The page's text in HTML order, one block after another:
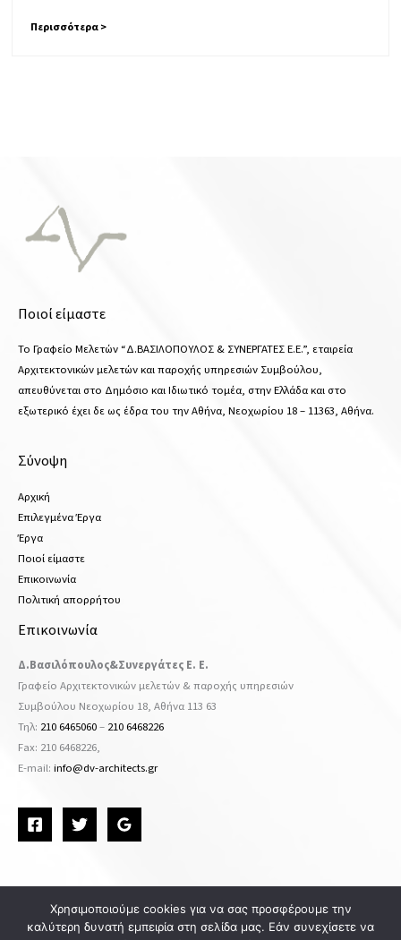
Περισσότερα >
Ποιοί είμαστε
Το Γραφείο Μελετών “Δ.ΒΑΣΙΛΟΠΟΥΛΟΣ & ΣΥΝΕΡΓΑΤΕΣ Ε.Ε.”, εταιρεία
Αρχιτεκτονικών μελετών και παροχής υπηρεσιών Συμβούλου,
απευθύνεται στο Δημόσιο και Ιδιωτικό τομέα, στην Ελλάδα και στο
εξωτερικό έχει δε ως έδρα του την Αθήνα, Νεοχωρίου 18 – 11363, Αθήνα.
Σύνοψη
Αρχική
Επιλεγμένα Έργα
Έργα
Ποιοί είμαστε
Επικοινωνία
Πολιτική απορρήτου
Επικοινωνία
Δ.Βασιλόπουλος&Συνεργάτες Ε. Ε.
Γραφείο Αρχιτεκτονικών μελετών & παροχής υπηρεσιών
Συμβούλου Νεοχωρίου 18, Αθήνα 113 63
Τηλ: 210 6465060– 210 6468226
Fax: 210 6468226,
Ε-mail: info@dv-architects.gr
Χρησιμοποιούμε cookies για να σας προσφέρουμε την
καλύτερη δυνατή εμπειρία στη σελίδα μας. Εάν συνεχίσετε να